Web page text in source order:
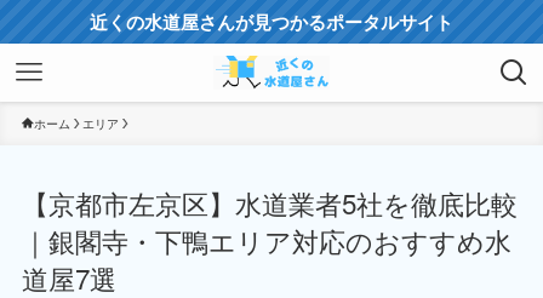
近くの水道屋さんが見つかるポータルサイト
ホーム エリア
【京都市左京区】水道業者5社を徹底比較
｜銀閣寺・下鴨エリア対応のおすすめ水
道屋7選